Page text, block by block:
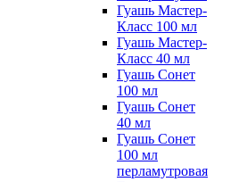
Гуашь Мастер-
Класс 100 мл
Гуашь Мастер-
Класс 40 мл
Гуашь Сонет
100 мл
Гуашь Сонет
40 мл
Гуашь Сонет
100 мл
перламутровая